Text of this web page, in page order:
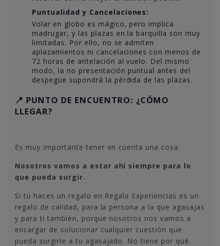
Puntualidad y Cancelaciones:
Volar en globo es mágico, pero implica
madrugar, y las plazas en la barquilla son muy
limitadas. Por ello, no se admiten
aplazamientos ni cancelaciones con menos de
72 horas de antelación al vuelo. Del mismo
modo, la no presentación puntual antes del
despegue supondrá la pérdida de las plazas.
📍 PUNTO DE ENCUENTRO: ¿CÓMO
LLEGAR?
Es muy importante tener en cuenta una cosa:
Nosotros vamos a estar ahí siempre para lo
que pueda surgir.
Si tu haces un regalo en Regala Experiencias es un
regalo de calidad, para la persona a la que agasajas
y para ti también, porque nosotros nos vamos a
encargar de solucionar cualquier cuestión que
pueda surgirle a tu agasajado. No tiene por qué